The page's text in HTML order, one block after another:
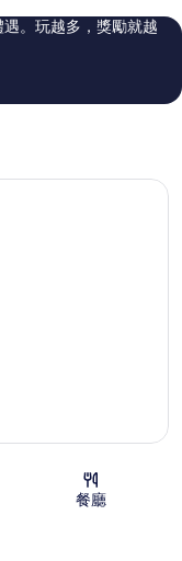
市
中
評
論
。玩越多，獎勵就越
餐廳